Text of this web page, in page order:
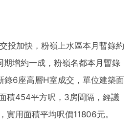
投加快，粉嶺上水區本月暫錄約
期增約一成，粉嶺名都本月暫錄
錄6座高層H室成交，單位建築面
積454平方呎，3房間隔，經議
實用面積平均呎價11806元。